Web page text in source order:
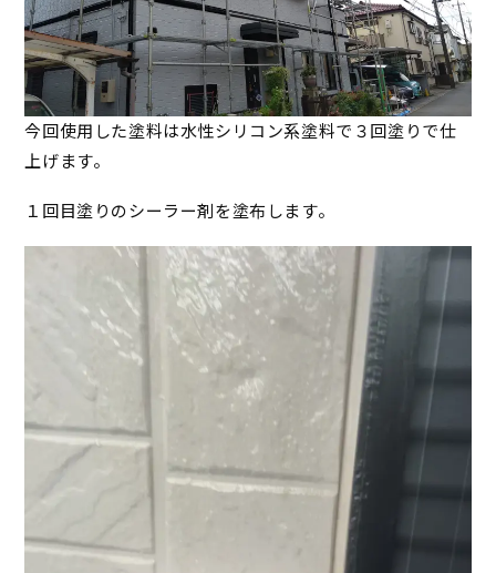
今回使用した塗料は水性シリコン系塗料で３回塗りで仕
上げます。
１回目塗りのシーラー剤を塗布します。